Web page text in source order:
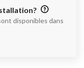
disponibles dans